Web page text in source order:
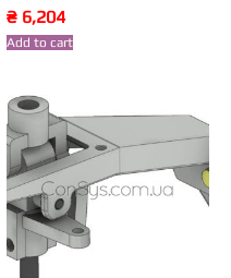
₴ 6,204
Add to cart